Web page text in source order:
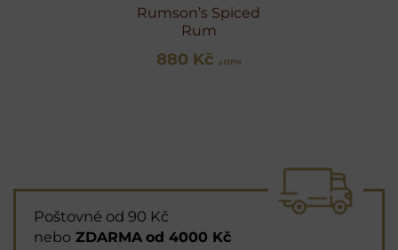
Rumson’s Spiced
Rum
880 Kč s DPH
Poštovné od 90 Kč
nebo ZDARMA od 4000 Kč